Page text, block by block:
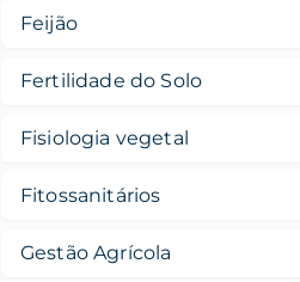
Feijão
Fertilidade do Solo
Fisiologia vegetal
Fitossanitários
Gestão Agrícola